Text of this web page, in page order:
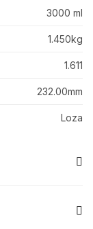
3000 ml
1.450kg
1.611
232.00mm
Loza